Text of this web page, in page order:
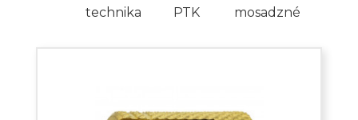
technika
PTK
mosadzné